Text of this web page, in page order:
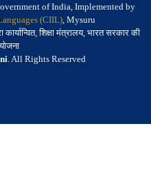
of India, Implemented by
(CIIL), Mysuru
शिक्षा मंत्रालय, भारत सरकार की
. All Rights Reserved